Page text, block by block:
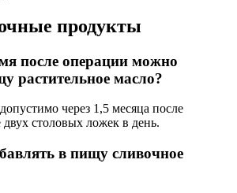
продукты
после операции можно
растительное масло?
через 1,5 месяца после
столовых ложек в день.
в пищу сливочное